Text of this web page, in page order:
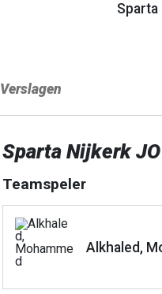
Sparta
Verslagen
Sparta Nijkerk
Teamspeler
Alkhaled,